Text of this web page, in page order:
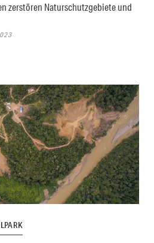
zerstören Naturschutzgebiete und